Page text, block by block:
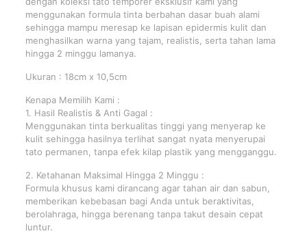
menggunakan formula tinta berbahan dasar buah alami
sehingga mampu meresap ke lapisan epidermis kulit dan
menghasilkan warna yang tajam, realistis, serta tahan lama
hingga 2 minggu lamanya.
Ukuran : 18cm x 10,5cm
Kenapa Memilih Kami :
1. Hasil Realistis & Anti Gagal :
Menggunakan tinta berkualitas tinggi yang menyerap ke
kulit sehingga hasilnya terlihat sangat nyata menyerupai
tato permanen, tanpa efek kilap plastik yang mengganggu.
2. Ketahanan Maksimal Hingga 2 Minggu :
Formula khusus kami dirancang agar tahan air dan sabun,
memberikan kebebasan bagi Anda untuk beraktivitas,
berolahraga, hingga berenang tanpa takut desain cepat
luntur.